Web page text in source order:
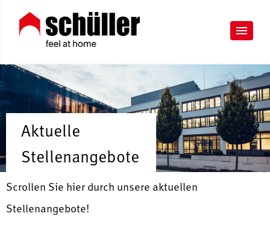
Aktuelle
Stellenangebote
Scrollen Sie hier durch unsere aktuellen
Stellenangebote!